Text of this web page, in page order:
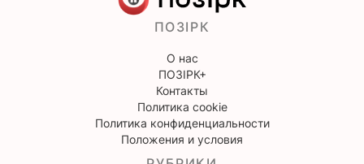
ПОЗІРК
О нас
ПОЗІРК+
Контакты
Политика cookie
Политика конфиденциальности
Положения и условия